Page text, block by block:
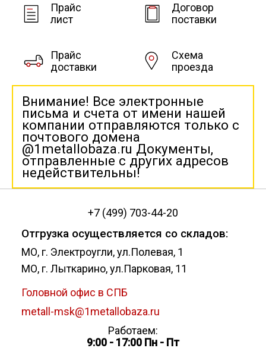
Прайс
лист
Договор
поставки
Прайс
доставки
Схема
проезда
Внимание! Все электронные
письма и счета от имени нашей
компании отправляются только с
почтового домена
@1metallobaza.ru Документы,
отправленные с других адресов
недействительны!
+7 (499) 703-44-20
Отгрузка осуществляется со складов:
МО, г. Электроугли, ул.Полевая, 1
МО, г. Лыткарино, ул.Парковая, 11
Головной офис в СПБ
metall-msk@1metallobaza.ru
Работаем:
9:00 - 17:00 Пн - Пт